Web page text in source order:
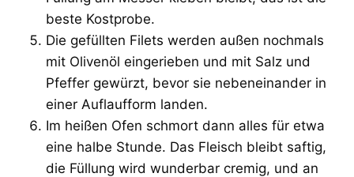
beste Kostprobe.
Die gefüllten Filets werden außen nochmals
mit Olivenöl eingerieben und mit Salz und
Pfeffer gewürzt, bevor sie nebeneinander in
einer Auflaufform landen.
Im heißen Ofen schmort dann alles für etwa
eine halbe Stunde. Das Fleisch bleibt saftig,
die Füllung wird wunderbar cremig, und an